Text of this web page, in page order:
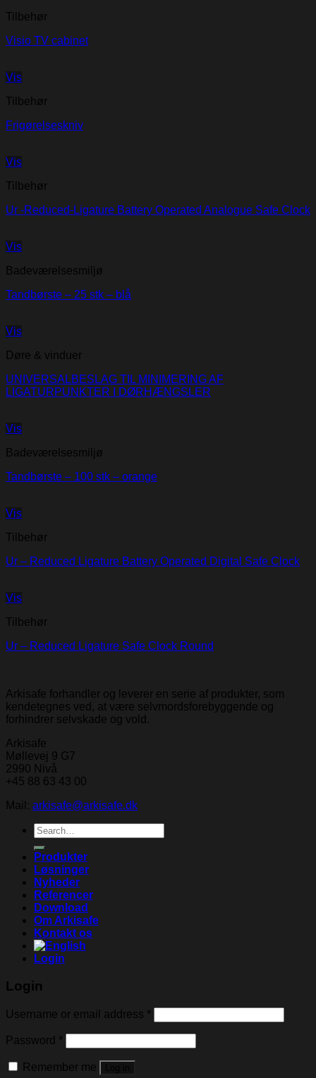
Tilbehør
Visio TV cabinet
Vis
Tilbehør
Frigørelseskniv
Vis
Tilbehør
Ur -Reduced-Ligature Battery Operated Analogue Safe Clock
Vis
Badeværelsesmiljø
Tandbørste – 25 stk – blå
Vis
Døre & vinduer
UNIVERSALBESLAG TIL MINIMERING AF
LIGATURPUNKTER I DØRHÆNGSLER
Vis
Badeværelsesmiljø
Tandbørste – 100 stk – orange
Vis
Tilbehør
Ur – Reduced Ligature Battery Operated Digital Safe Clock
Vis
Tilbehør
Ur – Reduced Ligature Safe Clock Round
Arkisafe forhandler og leverer en serie af produkter, som
kendetegnes ved, at være selvmordsforebyggende og
forhindrer selvskade og vold.
Arkisafe
Møllevej 9 G7
2990 Nivå
+45 88 63 43 00
Mail: arkisafe@arkisafe.dk
Search
for:
Produkter
Løsninger
Nyheder
Referencer
Download
Om Arkisafe
Kontakt os
Login
Login
Username or email address *
Password *
Remember me